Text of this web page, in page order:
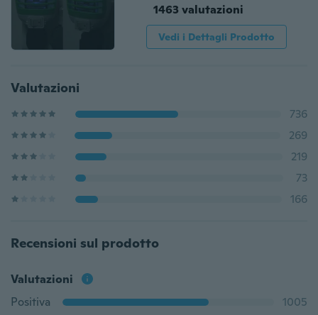
1463 valutazioni
Vedi i Dettagli Prodotto
Valutazioni
736
269
219
73
166
Recensioni sul prodotto
Valutazioni
Positiva
1005